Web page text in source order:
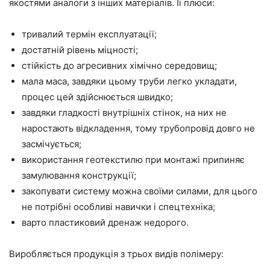
якостями аналоги з інших матеріалів. Її плюси:
тривалий термін експлуатації;
достатній рівень міцності;
стійкість до агресивних хімічно середовищ;
мала маса, завдяки цьому труби легко укладати,
процес цей здійснюється швидко;
завдяки гладкості внутрішніх стінок, на них не
наростають відкладення, тому трубопровід довго не
засмічується;
використання геотекстилю при монтажі припиняє
замулювання конструкції;
закопувати систему можна своїми силами, для цього
не потрібні особливі навички і спецтехніка;
варто пластиковий дренаж недорого.
Виробляється продукція з трьох видів полімеру: